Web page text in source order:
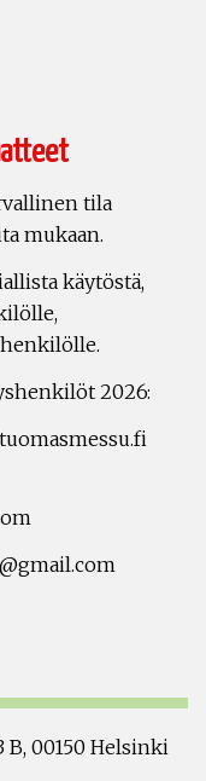
tila
mukaan.
käytöstä,
2026:
B, 00150 Helsinki